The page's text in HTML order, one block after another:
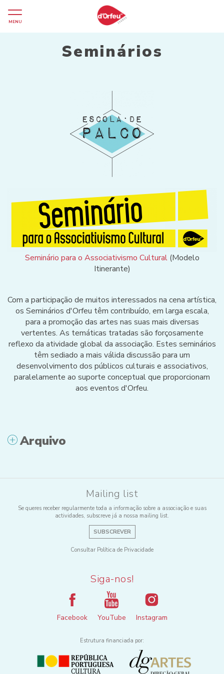
MENU
Seminários
Seminário para o Associativismo Cultural(Modelo
Itinerante)
Com a participação de muitos interessados na cena artística,
os Seminários d'Orfeu têm contribuído, em larga escala,
para a promoção das artes nas suas mais diversas
vertentes. As temáticas tratadas são forçosamente
reflexo da atividade global da associação. Estes seminários
têm sediado a mais válida discussão para um
desenvolvimento dos públicos culturais e associativos,
paralelamente ao suporte conceptual que proporcionam
aos eventos d'Orfeu.
Arquivo
Mailing list
Se queres receber regularmente toda a informação sobre a associação e suas
actividades, subscreve já a nossa mailing list.
SUBSCREVER
Consultar Política de Privacidade
Siga-nos!
Facebook YouTube Instagram
Estrutura financiada por: